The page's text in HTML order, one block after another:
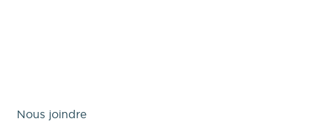
Nous joindre